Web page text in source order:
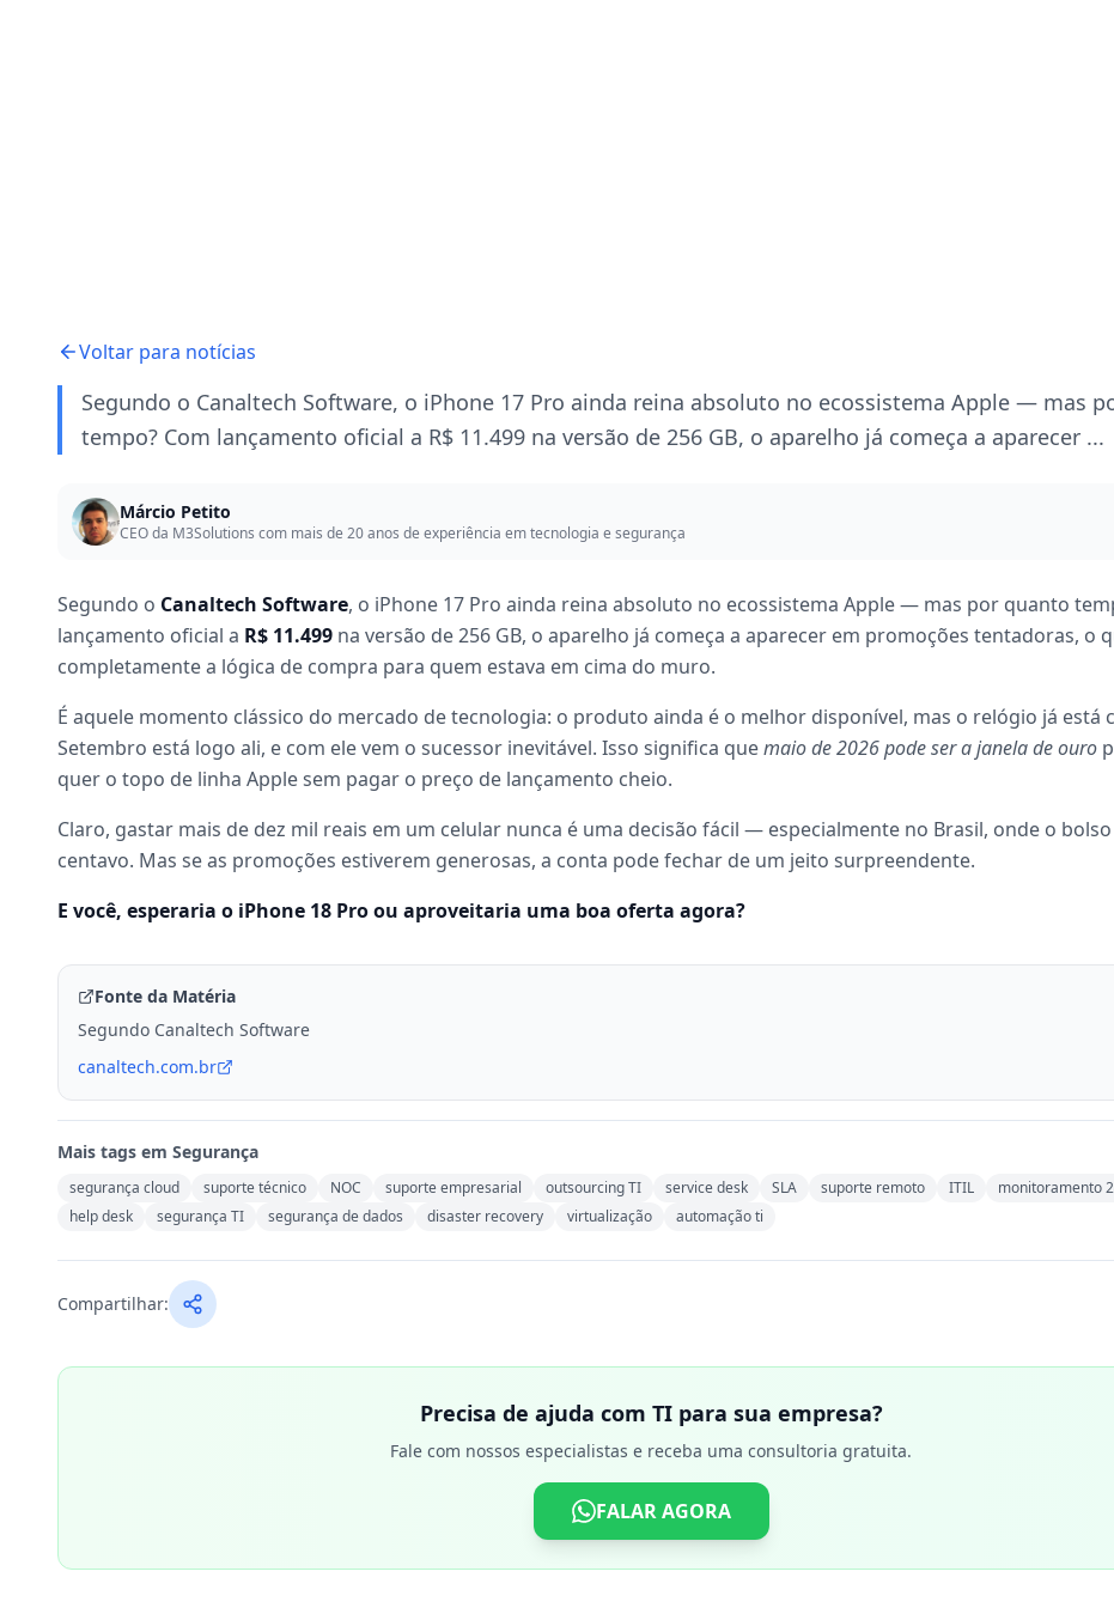
Voltar para notícias
Segundo o Canaltech Software, o iPhone 17 Pro ainda reina absoluto no ecossistema Apple — mas
tempo? Com lançamento oficial a R$ 11.499 na versão de 256 GB, o aparelho já começa a aparecer ...
Márcio Petito
CEO da M3Solutions com mais de 20 anos de experiência em tecnologia e segurança
Segundo o Canaltech Software, o iPhone 17 Pro ainda reina absoluto no ecossistema Apple — mas por quanto
lançamento oficial a R$ 11.499 na versão de 256 GB, o aparelho já começa a aparecer em promoções tentadoras, o
completamente a lógica de compra para quem estava em cima do muro.
É aquele momento clássico do mercado de tecnologia: o produto ainda é o melhor disponível, mas o relógio já está
Setembro está logo ali, e com ele vem o sucessor inevitável. Isso significa quemaio de 2026 pode ser a janela de ouro
quer o topo de linha Apple sem pagar o preço de lançamento cheio.
Claro, gastar mais de dez mil reais em um celular nunca é uma decisão fácil — especialmente no Brasil, onde o
centavo. Mas se as promoções estiverem generosas, a conta pode fechar de um jeito surpreendente.
E você, esperaria o iPhone 18 Pro ou aproveitaria uma boa oferta agora?
Fonte da Matéria
Segundo Canaltech Software
canaltech.com.br
Mais tags em Segurança
segurança cloud suporte técnico NOC suporte empresarial outsourcing TI service desk SLA suporte remoto ITIL monitoramento
help desk
segurança TI segurança de dados disaster recovery virtualização automação ti
Compartilhar:
Precisa de ajuda com TI para sua empresa?
Fale com nossos especialistas e receba uma consultoria gratuita.
FALAR AGORA